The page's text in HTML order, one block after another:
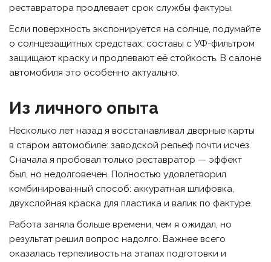
реставратора продлевает срок службы фактуры.
Если поверхность экспонируется на солнце, подумайте
о солнцезащитных средствах: составы с УФ-фильтром
защищают краску и продлевают её стойкость. В салоне
автомобиля это особенно актуально.
Из личного опыта
Несколько лет назад я восстанавливал дверные карты
в старом автомобиле: заводской рельеф почти исчез.
Сначала я пробовал только реставратор — эффект
был, но недолговечен. Полностью удовлетворил
комбинированный способ: аккуратная шлифовка,
двухслойная краска для пластика и валик по фактуре.
Работа заняла больше времени, чем я ожидал, но
результат решил вопрос надолго. Важнее всего
оказалась терпеливость на этапах подготовки и